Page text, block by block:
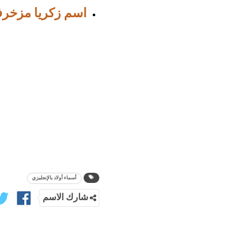
اسم زكريا
أسماء أولاد بالإنجليزي
شارك الاسم